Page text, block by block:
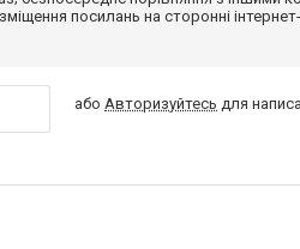
посилань на сторонні
або Авторизуйтесь для